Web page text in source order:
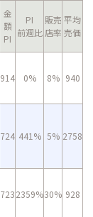
金
額
PI
PI
前週比
販売
店率
平均
売価
914 0% 8% 940
724 441% 5% 2758
7232359%30% 928